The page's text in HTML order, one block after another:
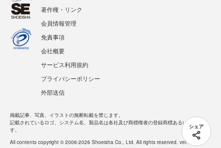
シェア
著作権・リンク
会員情報管理
免責事項
会社概要
サービス利用規約
プライバシーポリシー
外部送信
掲載記事、写真、イラストの無断転載を禁じます。
記載されているロゴ、システム名、製品名は各社及び商標権者の登録商標あるいは商標で
す。
All contents copyright © 2006-2026 Shoeisha Co., Ltd. All rights reserved. ver.1.5